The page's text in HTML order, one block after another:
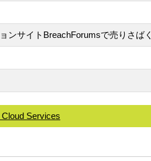
ンサイトBreachForumsで売りさばく
Services